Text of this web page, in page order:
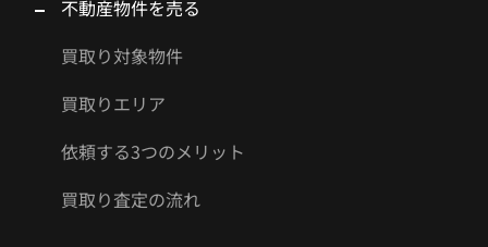
不動産物件を売る
買取り対象物件
買取りエリア
依頼する3つのメリット
買取り査定の流れ